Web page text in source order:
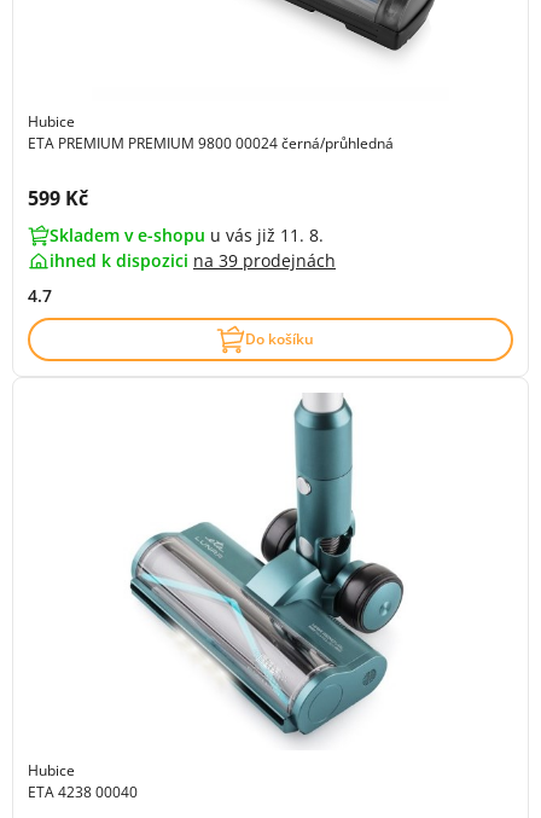
Hubice
ETA PREMIUM PREMIUM 9800 00024 černá/průhledná
Cena s DPH:
599 Kč
Skladem v e-shopu u vás již 11. 8.
ihned k dispozici na 39 prodejnách
4.7
Do košíku
Hubice
ETA 4238 00040